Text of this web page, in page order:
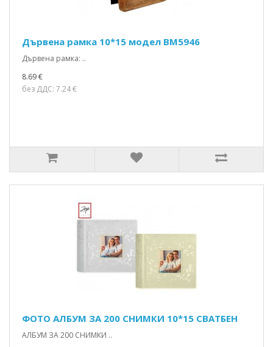
Дървена рамка 10*15 модел BM5946
Дървена рамка: ..
8.69 €
без ДДС: 7.24 €
ФОТО АЛБУМ ЗА 200 СНИМКИ 10*15 СВАТБЕН
АЛБУМ ЗА 200 СНИМКИ ..